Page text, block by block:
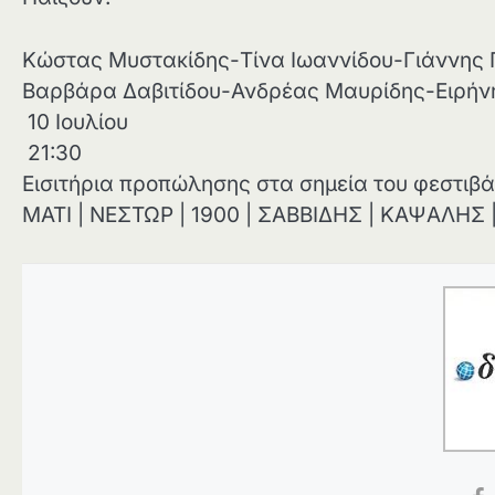
Κώστας Μυστακίδης-Τίνα Ιωαννίδου-
Βαρβάρα Δαβιτίδου-Ανδρέας Μαυρίδης-
10 Ιουλίου
21:30
Εισιτήρια προπώλησης στα σημεία του
ΜΑΤΙ | ΝΕΣΤΩΡ | 1900 | ΣΑΒΒΙΔΗΣ |